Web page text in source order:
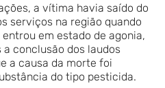
a vítima havia saído do
serviços na região quando
em estado de agonia,
conclusão dos laudos
a causa da morte foi
do tipo pesticida.